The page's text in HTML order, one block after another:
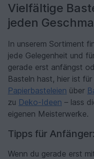
Vielfältige
jeden
In unserem Sortiment
jede Gelegenheit und
gerade erst anfängst
Basteln hast, hier ist
Papierbasteleien über
zu Deko-Ideen – lass
eigenen Meisterwerke.
Tipps für
Wenn du gerade erst